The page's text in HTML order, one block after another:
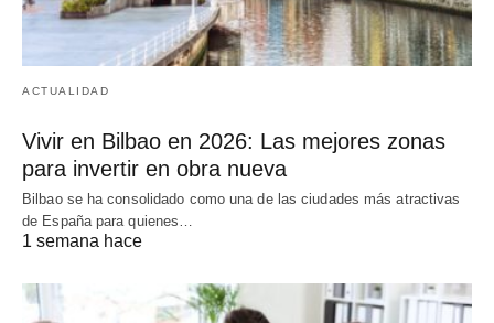
ACTUALIDAD
Vivir en Bilbao en 2026: Las mejores zonas
para invertir en obra nueva
Bilbao se ha consolidado como una de las ciudades más atractivas
de España para quienes…
1 semana hace